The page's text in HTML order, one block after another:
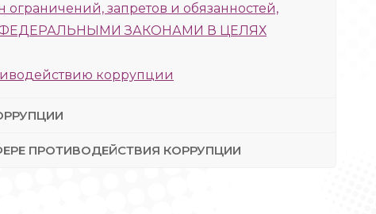
запретов и обязанностей,
ФЕДЕРАЛЬНЫМИ ЗАКОНАМИ В ЦЕЛЯХ
коррупции
ПРОТИВОДЕЙСТВИЯ КОРРУПЦИИ